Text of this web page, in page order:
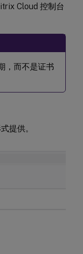
Cloud 控制台
，而不是证书
提供。